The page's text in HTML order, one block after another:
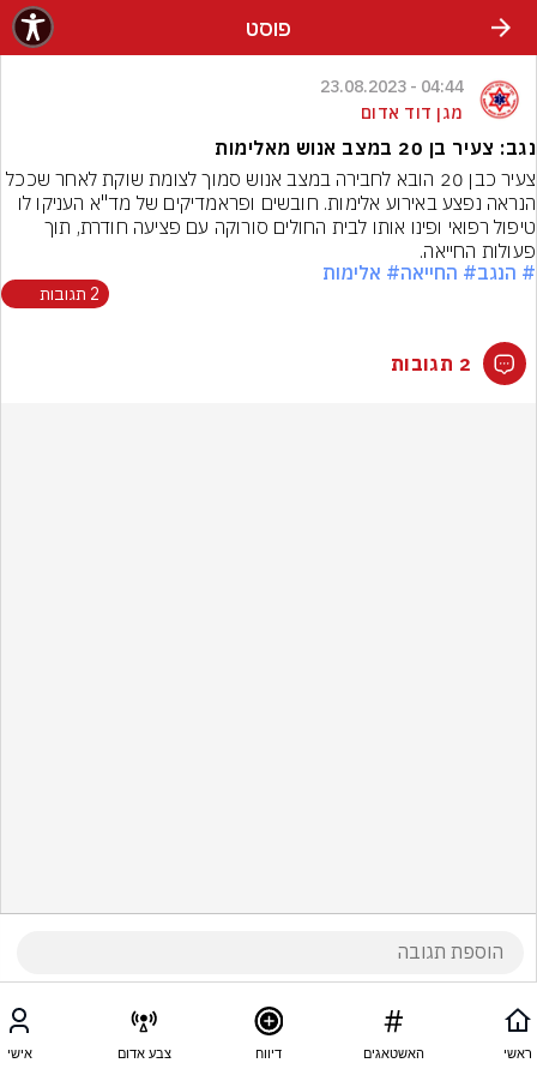
פוסט
04:44 - 23.08.2023
מגן דוד אדום
נגב: צעיר בן 20 במצב אנוש מאלימות
צעיר כבן 20 הובא לחבירה במצב אנוש סמוך לצומת שוקת לאחר שככל
פעולות החייאה.
# הנגב# החייאה# אלימות
2 תגובות
2 תגובות
ראשי האשטאגים דיווח צבע אדום אישי